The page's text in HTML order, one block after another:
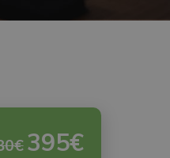
395€